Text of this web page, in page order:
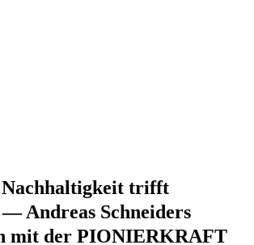
Nachhaltigkeit trifft
Andreas Schneiders
mit der PIONIERKRAFT